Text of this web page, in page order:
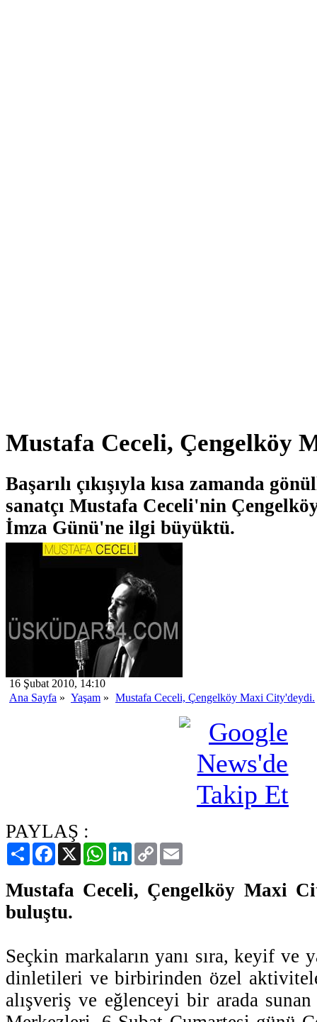
Mustafa Ceceli, Çengelköy
Başarılı çıkışıyla kısa zamanda
sanatçı Mustafa Ceceli'nin
İmza Günü'ne ilgi büyüktü.
16 Şubat 2010, 14:10
Ana Sayfa » Yaşam » Mustafa Ceceli, Çengelköy Maxi City'deydi.
PAYLAŞ :
PaylaşFacebook
X WhatsAppLinkedIn
Copy
Link
Mustafa Ceceli, Çengelköy Maxi
buluştu.
Seçkin markaların yanı sıra, keyif ve
dinletileri ve birbirinden özel
alışveriş ve eğlenceyi bir arada